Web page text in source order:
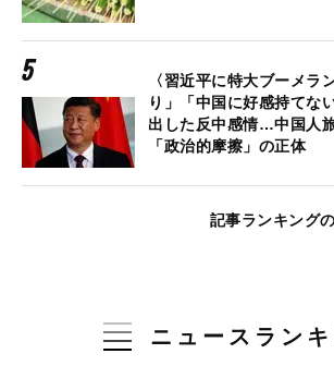
〈習近平に特大ブーメラ
り」「中国に好感持てな
出した反中感情…中国人
「政治的摩擦」の正体
記事ランキング
ニュースラン